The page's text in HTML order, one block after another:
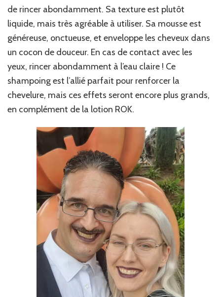
de rincer abondamment. Sa texture est plutôt
liquide, mais très agréable à utiliser. Sa mousse est
généreuse, onctueuse, et enveloppe les cheveux dans
un cocon de douceur. En cas de contact avec les
yeux, rincer abondamment à l’eau claire ! Ce
shampoing est l’allié parfait pour renforcer la
chevelure, mais ces effets seront encore plus grands,
en complément de la lotion ROK.